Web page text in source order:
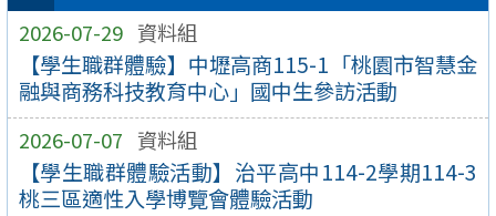
2026-07-29 資料組
【學生職群體驗】中壢高商115-1「桃園市智慧金
融與商務科技教育中心」國中生參訪活動
2026-07-07 資料組
【學生職群體驗活動】治平高中114-2學期114-3
桃三區適性入學博覽會體驗活動